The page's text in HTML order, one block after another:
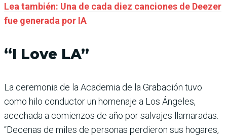
Lea también: Una de cada diez canciones de Deezer
fue generada por IA
“I Love LA”
La ceremonia de la Academia de la Grabación tuvo
como hilo conductor un homenaje a Los Ángeles,
acechada a comienzos de año por salvajes llamaradas.
“Decenas de miles de personas perdieron sus hogares,